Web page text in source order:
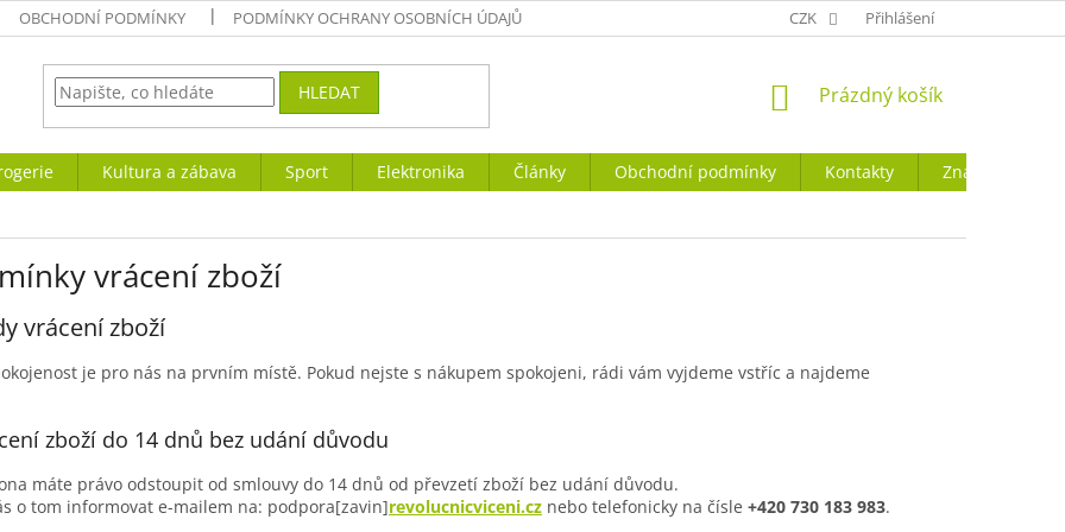
OBCHODNÍ PODMÍNKY PODMÍNKY OCHRANY OSOBNÍCH ÚDAJŮ CZK Přihlášení
HLEDAT
NÁKUPNÍ
Prázdný košík
Kultura a zábava Sport Elektronika Články Obchodní podmínky Kontakty
Značky
vrácení zboží
vrácení zboží
je pro nás na prvním místě. Pokud nejste s nákupem spokojeni, rádi vám vyjdeme vstříc a najdeme
zboží do 14 dnů bez udání důvodu
máte právo odstoupit od smlouvy do 14 dnů od převzetí zboží bez udání důvodu.
o tom informovat e-mailem na: podpora[zavin]revolucnicviceni.cz nebo telefonicky na čísle +420 730 183 983.